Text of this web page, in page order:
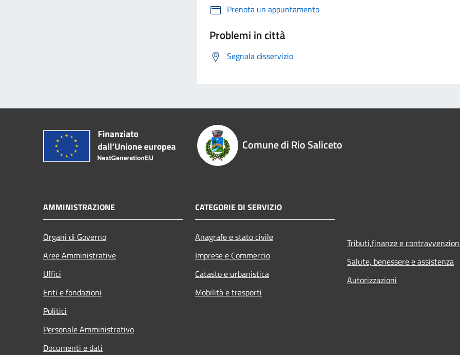
Prenota un appuntamento
Problemi in città
Segnala disservizio
Comune di Rio Saliceto
AMMINISTRAZIONE
Organi di Governo
Aree Amministrative
Uffici
Enti e fondazioni
Politici
Personale Amministrativo
Documenti e dati
CATEGORIE DI SERVIZIO
Anagrafe e stato civile
Imprese e Commercio
Catasto e urbanistica
Mobilità e trasporti
Tributi,finanze e
Salute, benessere e assistenza
Autorizzazioni